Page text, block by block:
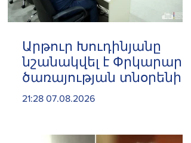
Արթուր Խուդինյանը
նշանակվել է Փրկարար
ծառայության տնօրենի
տեղակալ
21:28 07.08.2026